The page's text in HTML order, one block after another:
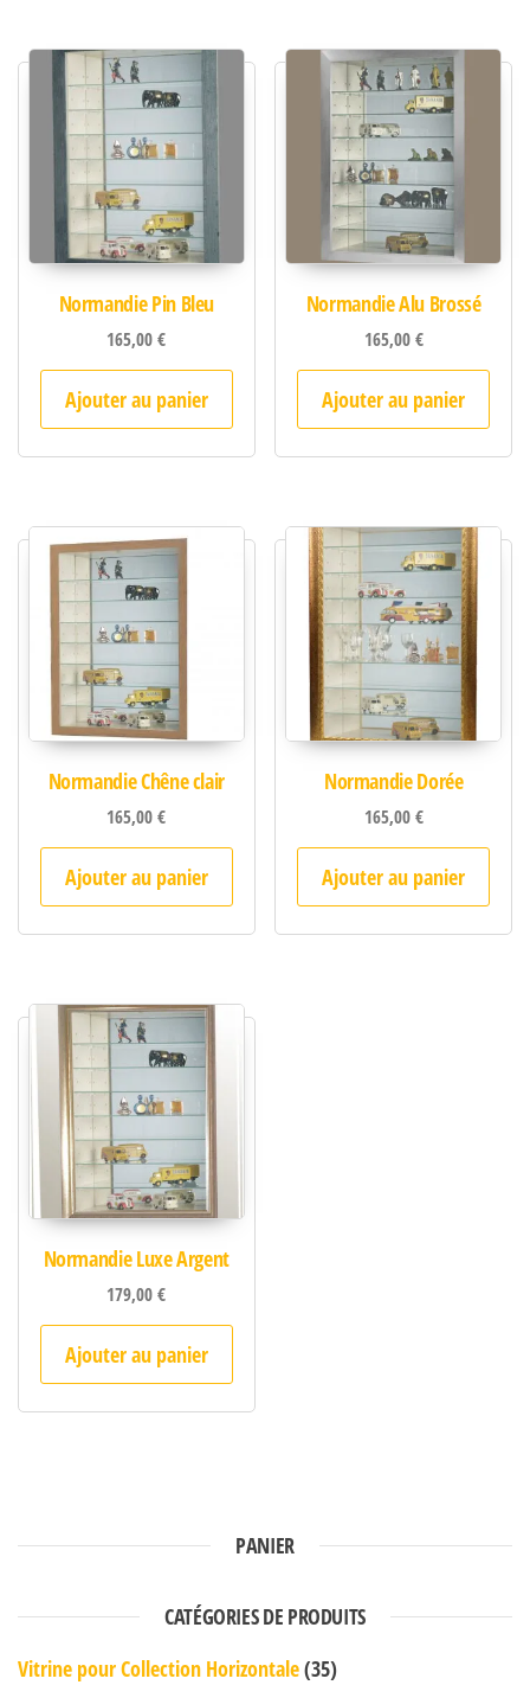
Normandie Pin Bleu
165,00€
Ajouter au panier
Normandie Alu Brossé
165,00€
Ajouter au panier
Normandie Chêne clair
165,00€
Ajouter au panier
Normandie Dorée
165,00€
Ajouter au panier
Normandie Luxe Argent
179,00€
Ajouter au panier
PANIER
CATÉGORIES DE PRODUITS
Vitrine pour Collection Horizontale(35)